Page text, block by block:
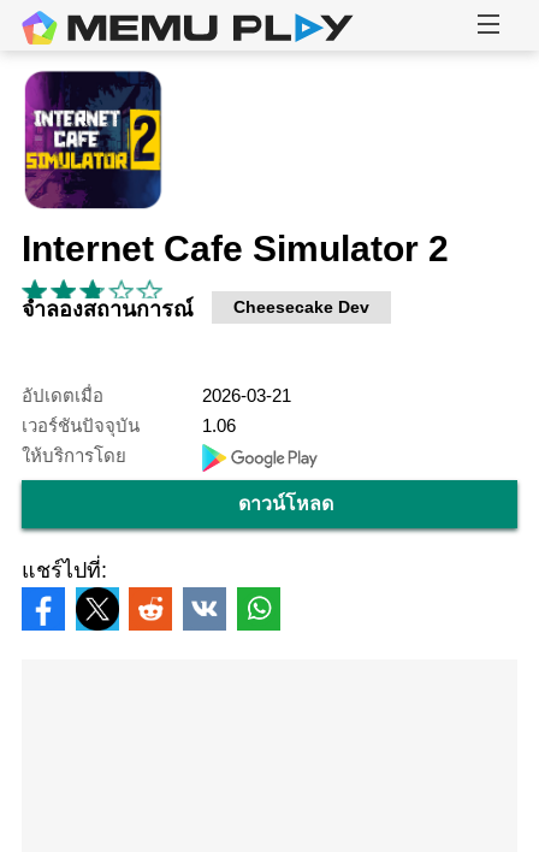
Internet Cafe Simulator 2
จำลองสถานการณ์ Cheesecake Dev
อัปเดตเมื่อ
2026-03-21
เวอร์ชันปัจจุบัน
1.06
ให้บริการโดย
ดาวน์โหลด
แชร์ไปที่: